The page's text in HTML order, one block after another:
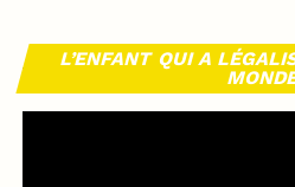
L’ENFANT QUI A